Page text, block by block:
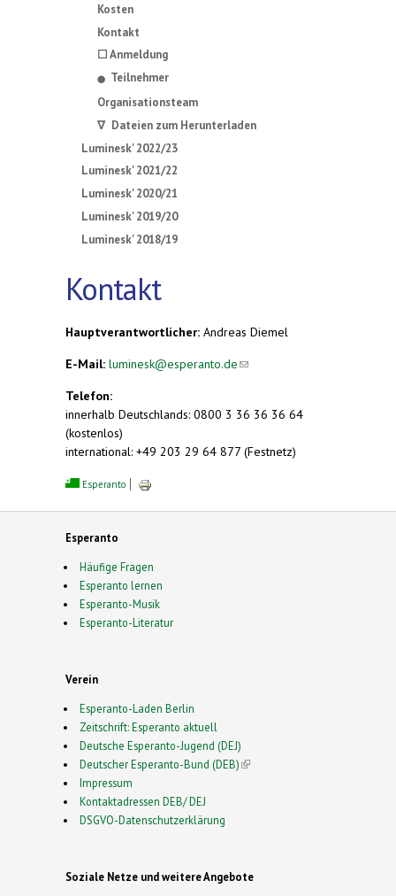
Kosten
Kontakt
☐ Anmeldung
⬤
Teilnehmer
Organisationsteam
∇ Dateien zum Herunterladen
Luminesk' 2022/23
Luminesk' 2021/22
Luminesk' 2020/21
Luminesk' 2019/20
Luminesk' 2018/19
Kontakt
Hauptverantwortlicher: Andreas Diemel
E-Mail: luminesk@esperanto.de(link sends e-
Telefon:
innerhalb Deutschlands: 0800 3 36 36 36 64
(kostenlos)
international: +49 203 29 64 877 (Festnetz)
Esperanto
Esperanto
Häufige Fragen
Esperanto lernen
Esperanto-Musik
Esperanto-Literatur
Verein
Esperanto-Laden Berlin
Zeitschrift: Esperanto aktuell
Deutsche Esperanto-Jugend (DEJ)
Deutscher Esperanto-Bund (DEB)(link is external)
Impressum
Kontaktadressen DEB/ DEJ
DSGVO-Datenschutzerklärung
Soziale Netze und weitere Angebote